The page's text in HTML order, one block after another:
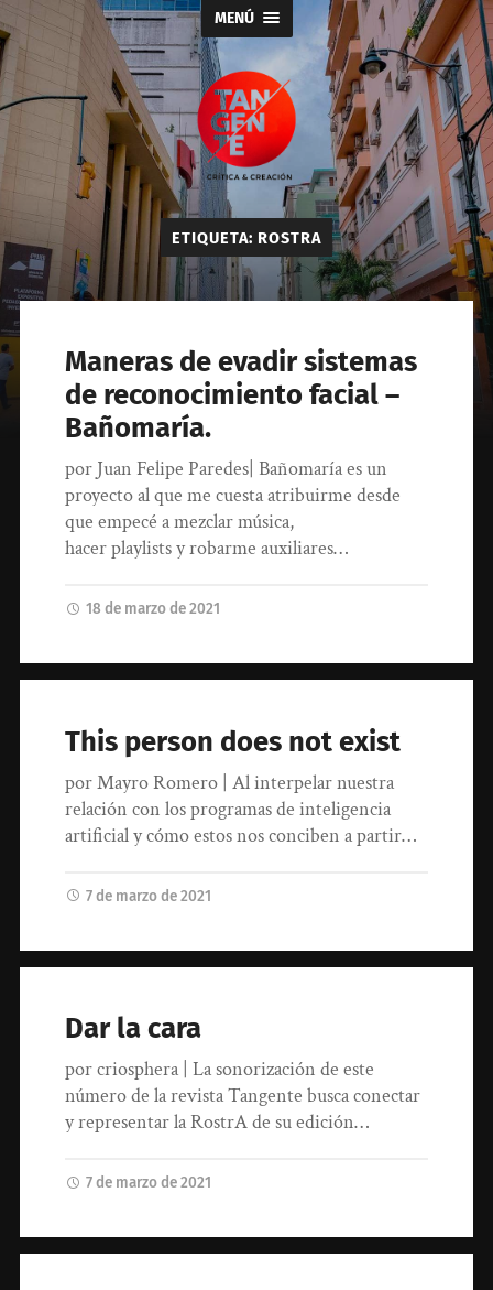
MENÚ
Tangente
ETIQUETA: ROSTRA
Maneras de evadir sistemas
de reconocimiento facial –
Bañomaría.
por Juan Felipe Paredes| Bañomaría es un
proyecto al que me cuesta atribuirme desde
que empecé a mezclar música,
hacer playlists y robarme auxiliares…
18 de marzo de 2021
This person does not exist
por Mayro Romero | Al interpelar nuestra
relación con los programas de inteligencia
artificial y cómo estos nos conciben a partir…
7 de marzo de 2021
Dar la cara
por criosphera | La sonorización de este
número de la revista Tangente busca conectar
y representar la RostrA de su edición…
7 de marzo de 2021